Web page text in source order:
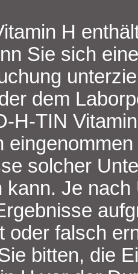
H
Sie sich
dem
H-TIN
solcher
kann. Je
oder falsch
bitten, die